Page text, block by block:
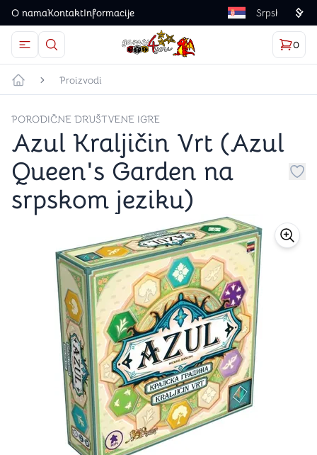
O namaKontaktInformacije Language
Otvorite meni
Dugme u obliku lupe predstavlja ikonicu za
Games4you logo
0
Početna strana
Proizvodi
PORODIČNE DRUŠTVENE IGRE
Azul Kraljičin Vrt (Azul
Queen's Garden na
srpskom jeziku)